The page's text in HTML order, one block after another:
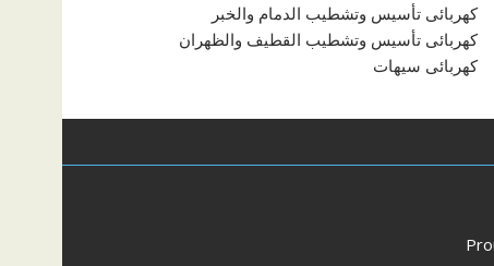
كهربائى تأسيس وتشطيب الدمام والخبر
كهربائى تأسيس وتشطيب القطيف والظهران
كهربائى سيهات